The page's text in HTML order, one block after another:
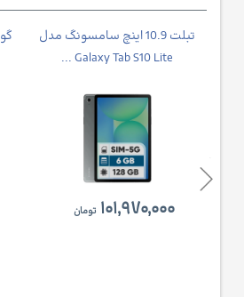
تبلت 10.9 اینچ سامسونگ مدل
Galaxy Tab S10 Lite ...
۱۰۱,۹۷۰,۰۰۰ تومان